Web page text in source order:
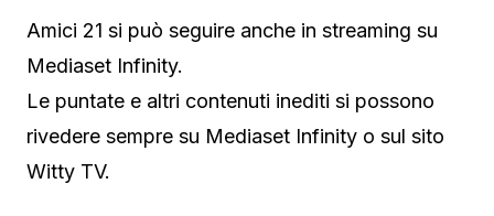
Amici 21 si può seguire anche in streaming su
Mediaset Infinity.
Le puntate e altri contenuti inediti si possono
rivedere sempre su Mediaset Infinity o sul sito
Witty TV.